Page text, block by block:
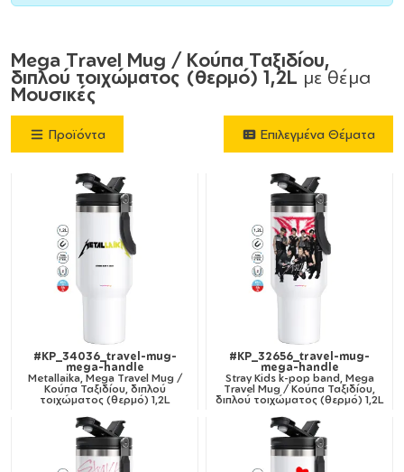
Επιλεγμένα Θέματα
Προϊόντα
Mega Travel Mug / Κούπα Ταξιδίου,
διπλού τοιχώματος (θερμό) 1,2L με θέμα
Μουσικές
#KP_34036_travel-mug-
mega-handle
Metallaika, Mega Travel Mug /
Κούπα Ταξιδίου, διπλού
τοιχώματος (θερμό) 1,2L
#KP_32656_travel-mug-
mega-handle
Stray Kids k-pop band, Mega
Travel Mug / Κούπα Ταξιδίου,
διπλού τοιχώματος (θερμό) 1,2L